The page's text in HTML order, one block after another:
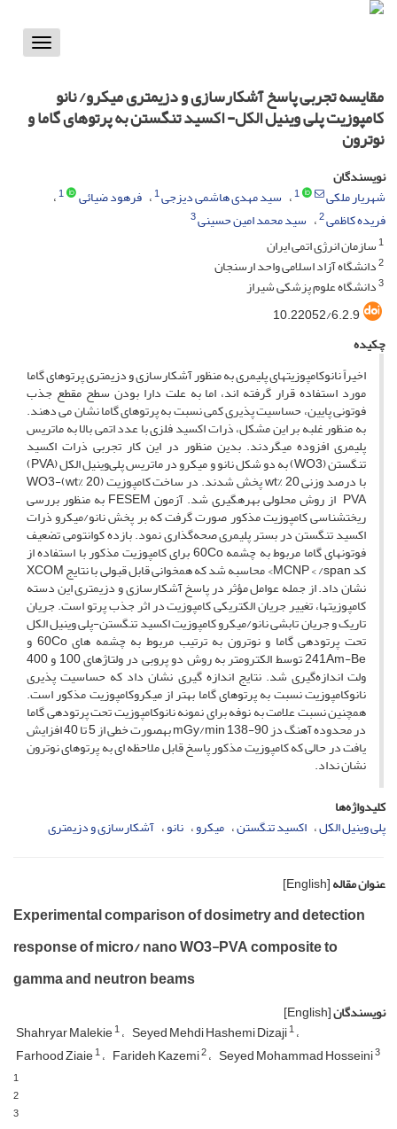
Toggle
مقایسه تجربی پاسخ آشکارسازی و دزیمتری میکرو/ نانو
کامپوزیت پلی وینیل الکل- اکسید تنگستن به پرتوهای گاما و
نوترون
نویسندگان
شهریار ملکی
1 سید مهدی هاشمی دیزجی1 فرهود ضیائی 1
فریده کاظمی2 سید محمد امین حسینی3
1سازمان انرژی اتمی ایران
2دانشگاه آزاد اسلامی واحد ارسنجان
3دانشگاه علوم پزشکی شیراز
10.22052/6.2.9
چکیده
اخیراً نانوکامپوزیت­های پلیمری به ­منظور آشکارسازی و دزیمتری پرتوهای گاما
مورد استفاده قرار گرفته ­اند، اما به ­علت دارا بودن سطح مقطع جذب
فوتونی پایین، حساسیت­ پذیری کمی نسبت به پرتوهای گاما نشان می­ دهند.
به ­منظور غلبه بر این مشکل، ذرات اکسید فلزی با عدد اتمی بالا به ماتریس
پلیمری افزوده می­گردند. بدین منظور در این کار تجربی ذرات اکسید
تنگستن (WO3) به دو شکل نانو و میکرو در ماتریس پلی‌وینیل­ الکل (PVA)
با درصد وزنی wt% 20 پخش شدند. در ساخت کامپوزیت (wt% 20)WO3-
PVA از روش محلولی بهره­گیری شد. آزمون FESEM به ­منظور بررسی
ریخت­شناسی کامپوزیت مذکور صورت گرفت که بر پخش نانو/میکرو ذرات
اکسید تنگستن در بستر پلیمری صحه‌گذاری نمود. بازده کوانتومی تضعیف
فوتون­های گاما مربوط به چشمه 60Co برای کامپوزیت مذکور با استفاده از
کد MCNP < /span> محاسبه شد که همخوانی قابل قبولی با نتایج XCOM
نشان داد. از جمله عوامل مؤثر در پاسخ آشکارسازی و دزیمتری این دسته
کامپوزیت­ها، تغییر جریان الکتریکی کامپوزیت در اثر جذب پرتو است. جریان
تاریک و جریان تابشی نانو/میکرو کامپوزیت اکسید تنگستن-پلی­ وینیل­ الکل
تحت پرتودهی گاما و نوترون به ترتیب مربوط به چشمه­ های 60Co و
241Am-Be توسط الکترومتر به روش دو پروبی در ولتاژهای 100 و 400
ولت اندازه‌گیری شد. نتایج اندازه­ گیری نشان داد که حساسیت­ پذیری
نانوکامپوزیت نسبت به پرتوهای گاما بهتر از میکروکامپوزیت مذکور است.
همچنین نسبت علامت به نوفه برای نمونه نانوکامپوزیت تحت پرتودهی گاما
در محدوده آهنگ دز mGy/min 138-90 به­صورت خطی از 5 تا 40 افزایش
یافت در حالی که کامپوزیت مذکور پاسخ قابل ملاحظه ­ای به پرتوهای نوترون
نشان نداد.
کلیدواژه‌ها
پلی وینیل الکل اکسید تنگستن میکرو نانو آشکارسازی و دزیمتری
عنوان مقاله[English]
Experimental comparison of dosimetry and detection
response of micro/ nano WO3-PVA composite to
gamma and neutron beams
نویسندگان[English]
Shahryar Malekie1 Seyed Mehdi Hashemi Dizaji1
Farhood Ziaie1 Farideh Kazemi2 Seyed Mohammad Hosseini3
1
2
3